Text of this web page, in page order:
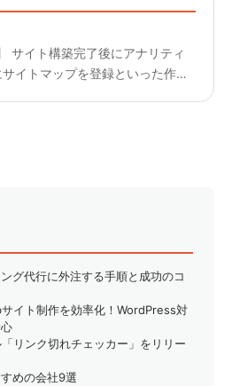
サイト構築完了後にアナリティ
イトマップを登録といった作業
グ代行に外注する手順と成功のコ
イト制作を効率化！WordPress対
リンク切れチェッカー」をリリー
めの会社9選